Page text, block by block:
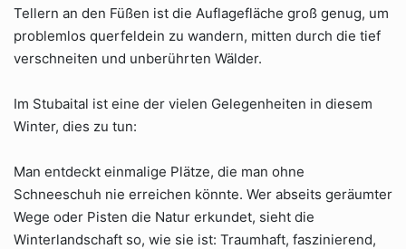
Tellern an den Füßen ist die Auflagefläche groß genug, um
problemlos querfeldein zu wandern, mitten durch die tief
verschneiten und unberührten Wälder.
Im Stubaital ist eine der vielen Gelegenheiten in diesem
Winter, dies zu tun:
Man entdeckt einmalige Plätze, die man ohne
Schneeschuh nie erreichen könnte. Wer abseits geräumter
Wege oder Pisten die Natur erkundet, sieht die
Winterlandschaft so, wie sie ist: Traumhaft, faszinierend,